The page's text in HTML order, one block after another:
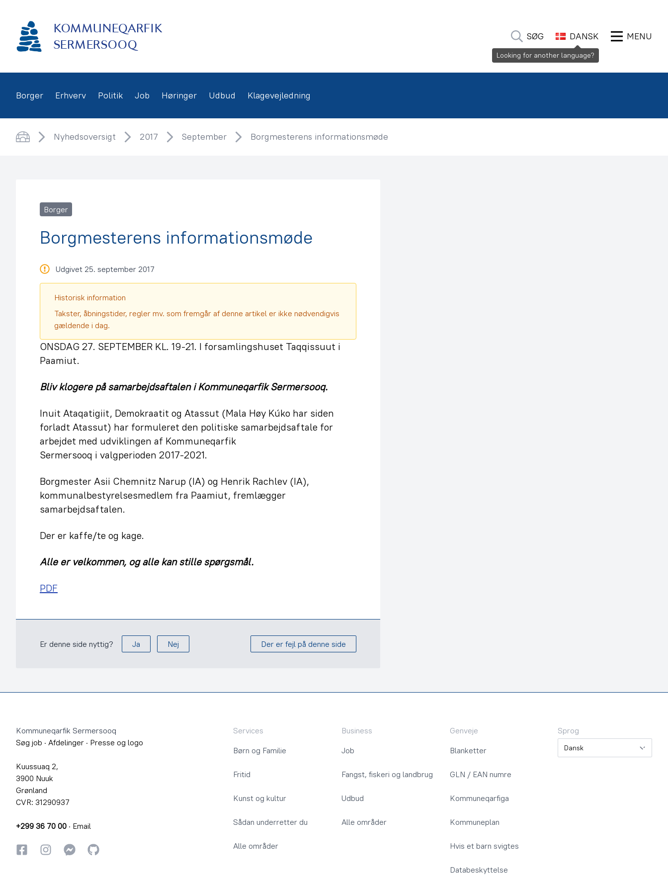
indhold
KOMMUNEQARFIK
SERMERSOOQ
SØG DANSK MENU
Borger Erhverv Politik Job Høringer Udbud Klagevejledning
Nyhedsoversigt 2017 September Borgmesterens informationsmøde
Borger
Borgmesterens informationsmøde
Udgivet 25. september 2017
Historisk information
Takster, åbningstider, regler mv. som fremgår af denne artikel er ikke nødvendigvis
gældende i dag.
ONSDAG 27. SEPTEMBER KL. 19-21. I forsamlingshuset Taqqissuut i
Paamiut.
Bliv klogere på samarbejdsaftalen i Kommuneqarfik Sermersooq.
Inuit Ataqatigiit, Demokraatit og Atassut (Mala Høy Kúko har siden
forladt Atassut) har formuleret den politiske samarbejdsaftale for
arbejdet med udviklingen af Kommuneqarfik
Sermersooq i valgperioden 2017-2021.
Borgmester Asii Chemnitz Narup (IA) og Henrik Rachlev (IA),
kommunalbestyrelsesmedlem fra Paamiut, fremlægger
samarbejdsaftalen.
Der er kaffe/te og kage.
Alle er velkommen, og alle kan stille spørgsmål.
PDF
Er denne side nyttig? Ja Nej Der er fejl på denne side
Kommuneqarfik Sermersooq
Søg job · Afdelinger · Presse og logo
Kuussuaq 2,
3900 Nuuk
Grønland
CVR: 31290937
+299 36 70 00 · Email
FacebookInstagramInstagram
GitHub
Services
Børn og Familie
Fritid
Kunst og kultur
Sådan underretter du
Alle områder
Business
Job
Fangst, fiskeri og landbrug
Udbud
Alle områder
Genveje
Blanketter
GLN / EAN numre
Kommuneqarfiga
Kommuneplan
Hvis et barn svigtes
Databeskyttelse
Sprog
Sprog
Looking for another language?